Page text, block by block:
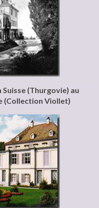
Suisse (Thurgovie) au
(Collection Viollet)